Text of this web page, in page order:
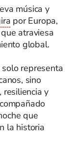
música y
por Europa,
atraviesa
global.
representa
sino
resiliencia y
que
la historia